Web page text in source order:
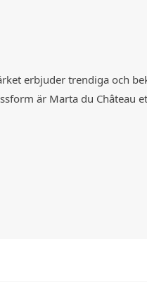
erbjuder trendiga och
är Marta du Château